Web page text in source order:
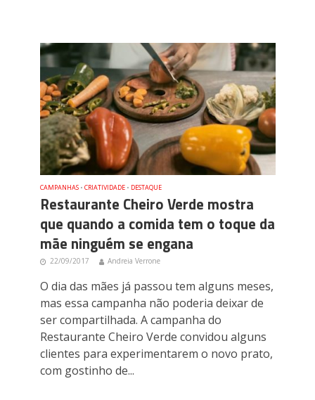
CAMPANHAS • CRIATIVIDADE • DESTAQUE
Restaurante Cheiro Verde mostra
que quando a comida tem o toque da
mãe ninguém se engana
22/09/2017 Andreia Verrone
O dia das mães já passou tem alguns meses,
mas essa campanha não poderia deixar de
ser compartilhada. A campanha do
Restaurante Cheiro Verde convidou alguns
clientes para experimentarem o novo prato,
com gostinho de...